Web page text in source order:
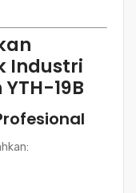
Industri
19B